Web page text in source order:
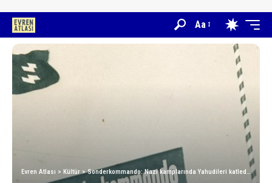
Aa
Evren Atlası > Kültür >Sonderkommando: Nazi kamplarında Yahudileri katleden Yahudiler